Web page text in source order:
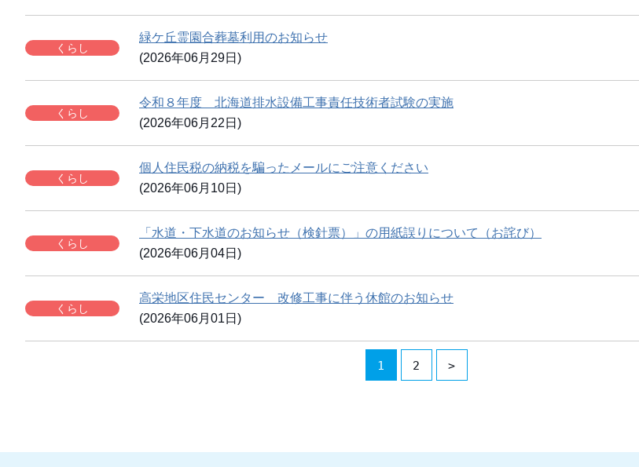
くらし
緑ケ丘霊園合葬墓利用のお知らせ
(2026年06月29日)
くらし
令和８年度 北海道排水設備工事責任技術者試験の実施
(2026年06月22日)
くらし
個人住民税の納税を騙ったメールにご注意ください
(2026年06月10日)
くらし
「水道・下水道のお知らせ（検針票）」の用紙誤りについて（お詫び）
(2026年06月04日)
くらし
高栄地区住民センター 改修工事に伴う休館のお知らせ
(2026年06月01日)
1 2 >